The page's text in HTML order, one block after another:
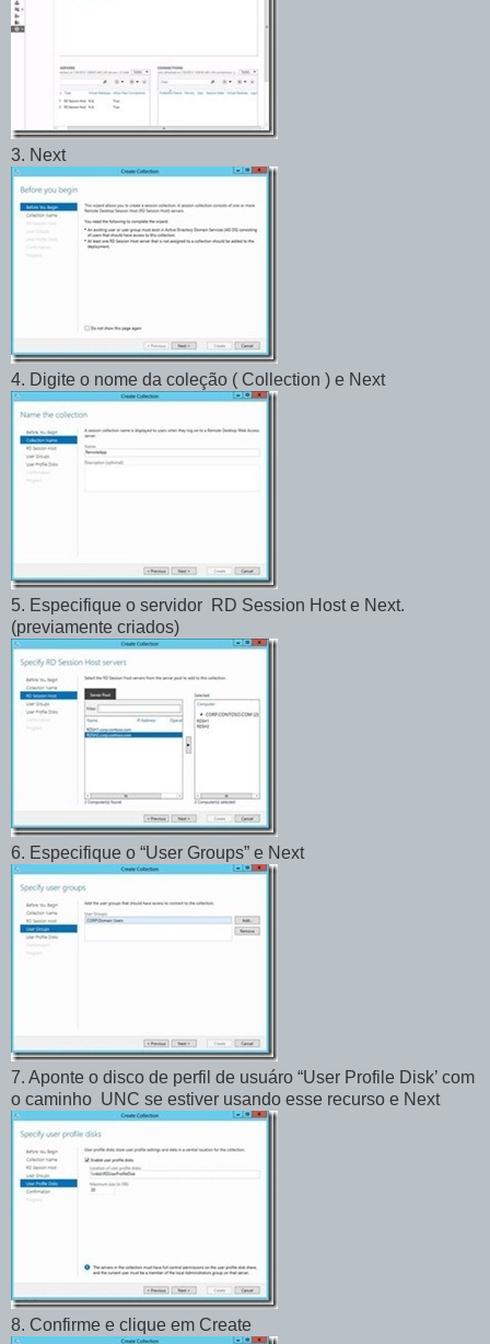
3. Next
4. Digite o nome da coleção ( Collection ) e Next
5. Especifique o servidor RD Session Host e Next.
(previamente criados)
6. Especifique o “User Groups” e Next
7. Aponte o disco de perfil de usuáro “User Profile Disk’ com
o caminho UNC se estiver usando esse recurso e Next
8. Confirme e clique em Create